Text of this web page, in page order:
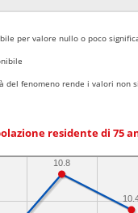
per valore nullo o poco
del fenomeno rende i valori non
residente di 75
10.8